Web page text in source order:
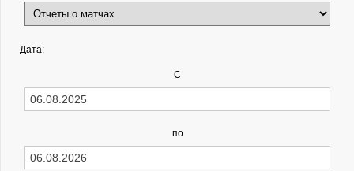
Дата:
С
по